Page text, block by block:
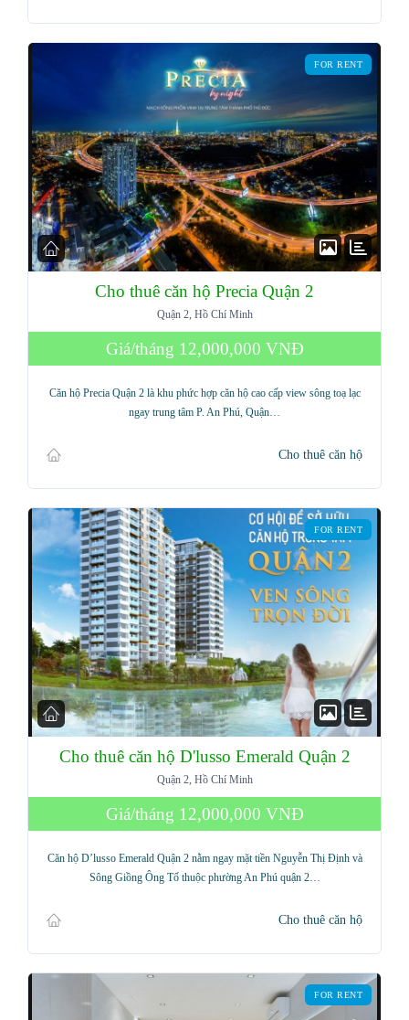
FOR RENT
Cho thuê căn hộ Precia Quận 2
Quận 2, Hồ Chí Minh
Giá/tháng 12,000,000 VNĐ
Căn hộ Precia Quận 2 là khu phức hợp căn hộ cao cấp view sông toạ lạc
ngay trung tâm P. An Phú, Quận…
Cho thuê căn hộ
FOR RENT
Cho thuê căn hộ D'lusso Emerald Quận 2
Quận 2, Hồ Chí Minh
Giá/tháng 12,000,000 VNĐ
Căn hộ D’lusso Emerald Quận 2 nằm ngay mặt tiền Nguyễn Thị Định và
Sông Giồng Ông Tố thuộc phường An Phú quận 2…
Cho thuê căn hộ
FOR RENT
Log in
Don't have an account?Sign Up